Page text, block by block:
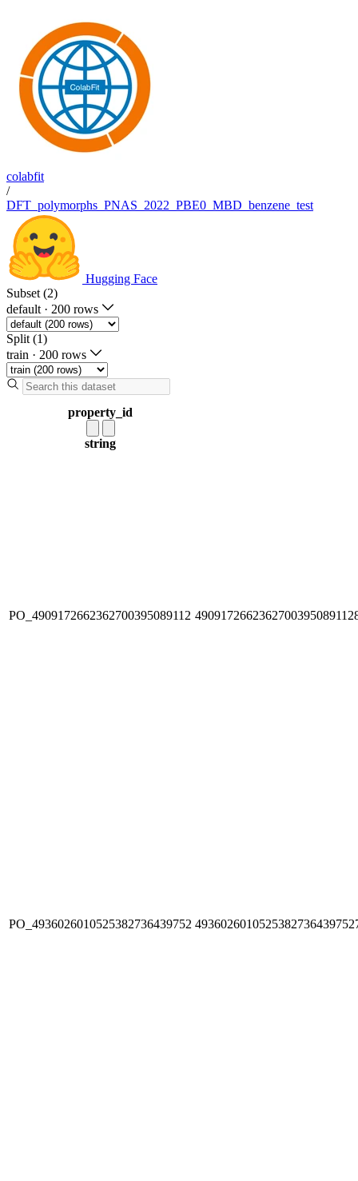
colabfit
/
DFT_polymorphs_PNAS_2022_PBE0_MBD_benzene_test
Hugging Face
Subset (2)
default · 200 rows
Split (1)
train · 200 rows
property_id
string
PO_4909172662362700395089112
PO_4936026010525382736439752